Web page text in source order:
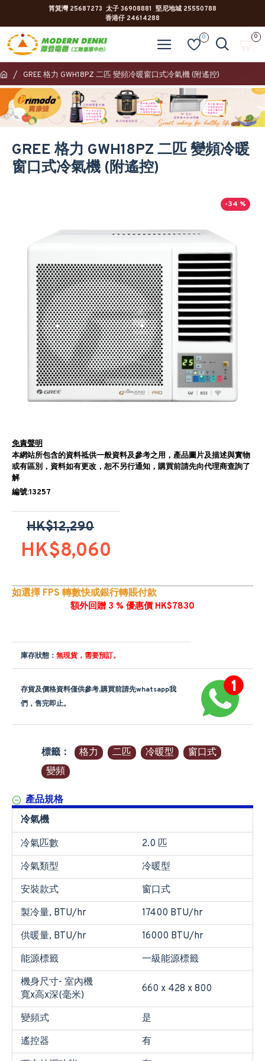
筲箕灣 25687273 太子 36908881 堅尼地城 25550788
香港仔 24614288
0 0
GREE 格力 GWH18PZ 二匹 變頻冷暖窗口式冷氣機 (附遙控)
GREE 格力 GWH18PZ 二匹 變頻冷暖
窗口式冷氣機 (附遙控)
-34 %
免責聲明
本網站所包含的資料祗供一般資料及參考之用，產品圖片及描述與實物
或有區別，資料如有更改，恕不另行通知，購買前請先向代理商查詢了
解
編號:13257
HK$8,060
HK$12,290
如選擇 FPS 轉數快或銀行轉賬付款
額外回贈 3 % 優惠價 HK$7830
庫存狀態： 無現貨，需要預訂。
存貨及價格資料僅供參考,購買前請先whatsapp我
們，售完即止。
標籤： 格力 二匹 冷暖型
窗口式
變頻
產品規格
冷氣機
冷氣匹數
2.0 匹
冷氣類型
冷暖型
安裝款式
窗口式
製冷量, BTU/hr
17400 BTU/hr
供暖量, BTU/hr
16000 BTU/hr
能源標籤
一級能源標籤
機身尺寸- 室內機
寬x高x深(毫米)
660 x 428 x 800
變頻式
是
遙控器
有